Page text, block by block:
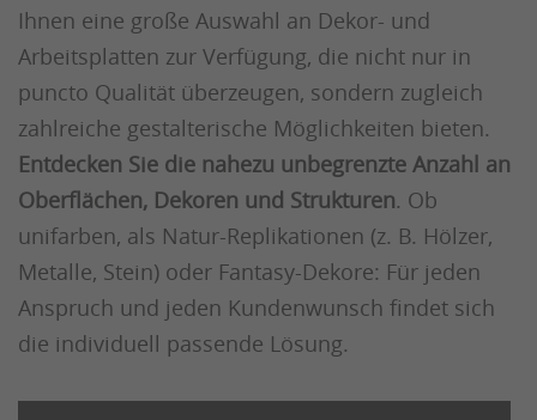
Ihnen eine große Auswahl an Dekor- und
Arbeitsplatten zur Verfügung, die nicht nur in
puncto Qualität überzeugen, sondern zugleich
zahlreiche gestalterische Möglichkeiten bieten.
Entdecken Sie die nahezu unbegrenzte Anzahl an
Oberflächen, Dekoren und Strukturen. Ob
unifarben, als Natur-Replikationen (z. B. Hölzer,
Metalle, Stein) oder Fantasy-Dekore: Für jeden
Anspruch und jeden Kundenwunsch findet sich
die individuell passende Lösung.